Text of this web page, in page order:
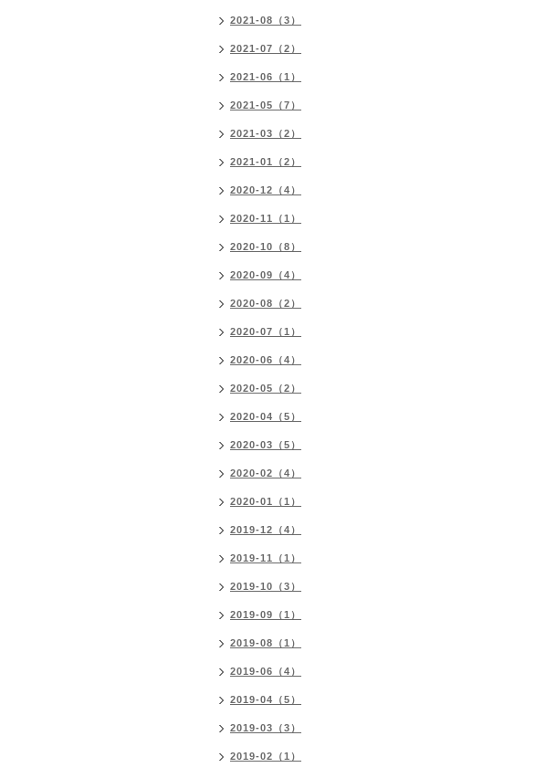
2021-08（3）
2021-07（2）
2021-06（1）
2021-05（7）
2021-03（2）
2021-01（2）
2020-12（4）
2020-11（1）
2020-10（8）
2020-09（4）
2020-08（2）
2020-07（1）
2020-06（4）
2020-05（2）
2020-04（5）
2020-03（5）
2020-02（4）
2020-01（1）
2019-12（4）
2019-11（1）
2019-10（3）
2019-09（1）
2019-08（1）
2019-06（4）
2019-04（5）
2019-03（3）
2019-02（1）